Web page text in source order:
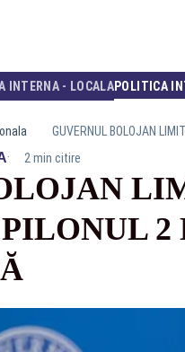
INTERNA - LOCALAPOLITICA
GUVERNUL BOLOJAN
· 2 min citire
2